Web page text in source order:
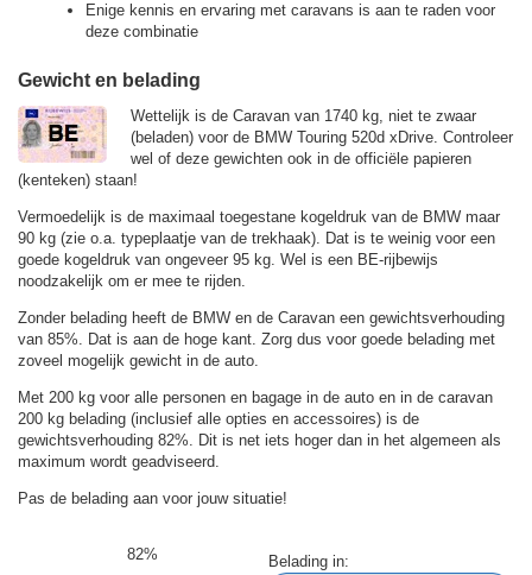
Enige kennis en ervaring met caravans is aan te raden voor
deze combinatie
Gewicht en belading
Wettelijk is de Caravan van 1740 kg, niet te zwaar
(beladen) voor de BMW Touring 520d xDrive. Controleer
wel of deze gewichten ook in de officiële papieren
(kenteken) staan!
Vermoedelijk is de maximaal toegestane kogeldruk van de BMW maar
90 kg (zie o.a. typeplaatje van de trekhaak). Dat is te weinig voor een
goede kogeldruk van ongeveer 95 kg. Wel is een BE-rijbewijs
noodzakelijk om er mee te rijden.
Zonder belading heeft de BMW en de Caravan een gewichtsverhouding
van 85%. Dat is aan de hoge kant. Zorg dus voor goede belading met
zoveel mogelijk gewicht in de auto.
Met 200 kg voor alle personen en bagage in de auto en in de caravan
200 kg belading (inclusief alle opties en accessoires) is de
gewichtsverhouding 82%. Dit is net iets hoger dan in het algemeen als
maximum wordt geadviseerd.
Pas de belading aan voor jouw situatie!
82% Belading in: